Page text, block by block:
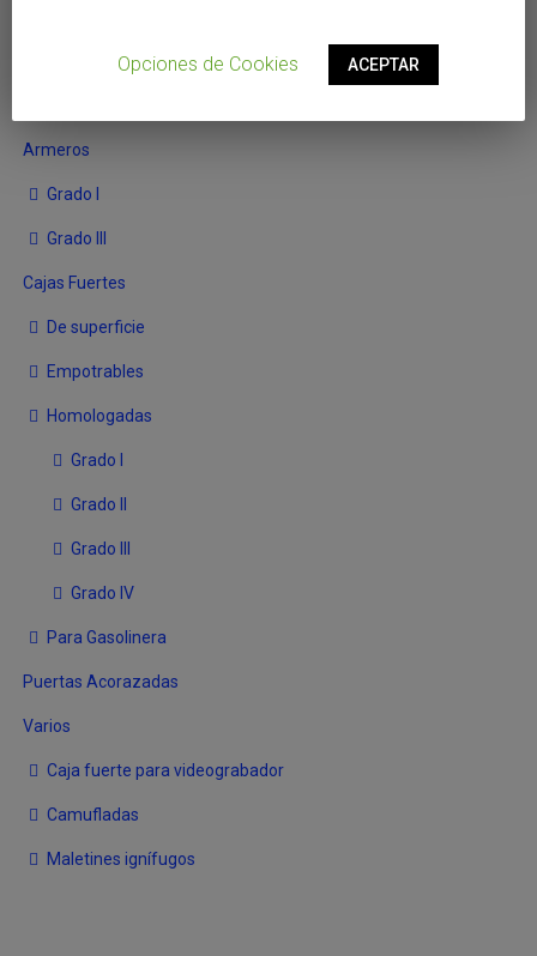
Soporte magnético
Armeros
Grado I
Grado III
Cajas Fuertes
De superficie
Empotrables
Homologadas
Grado I
Grado II
Grado III
Grado IV
Para Gasolinera
Puertas Acorazadas
Varios
Caja fuerte para videograbador
Camufladas
Maletines ignífugos
Opciones de Cookies ACEPTAR